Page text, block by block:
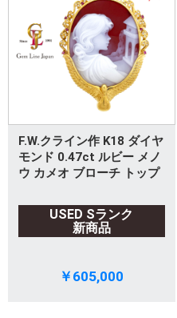
F.W.クライン作 K18 ダイヤ
モンド 0.47ct ルビー メノ
ウ カメオ ブローチ トップ
USED Sランク
新商品
￥605,000